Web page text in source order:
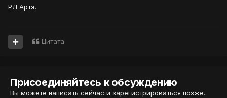
РЛ Артэ.
Цитата
Присоединяйтесь к обсуждению
Вы можете написать сейчас и зарегистрироваться позже.